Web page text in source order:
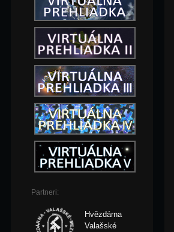
Partneri:
Hvězdárna
Valašské